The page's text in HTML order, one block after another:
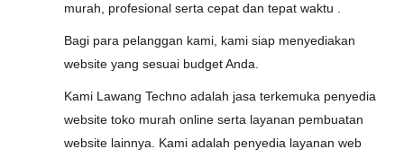
murah, profesional serta cepat dan tepat waktu .
Bagi para pelanggan kami, kami siap menyediakan
website yang sesuai budget Anda.
Kami Lawang Techno adalah jasa terkemuka penyedia
website toko murah online serta layanan pembuatan
website lainnya. Kami adalah penyedia layanan web